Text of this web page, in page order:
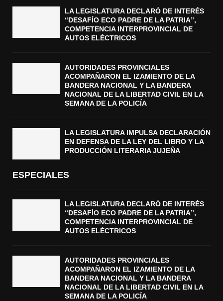
LA LEGISLATURA DECLARÓ DE INTERÉS
“DESAFÍO ECO PADRE DE LA PATRIA”,
COMPETENCIA INTERPROVINCIAL DE
AUTOS ELÉCTRICOS
AUTORIDADES PROVINCIALES
ACOMPAÑARON EL IZAMIENTO DE LA
BANDERA NACIONAL Y LA BANDERA
NACIONAL DE LA LIBERTAD CIVIL EN LA
SEMANA DE LA POLICÍA
LA LEGISLATURA IMPULSA DECLARACIÓN
EN DEFENSA DE LA LEY DEL LIBRO Y LA
PRODUCCIÓN LITERARIA JUJEÑA
ESPECIALES
LA LEGISLATURA DECLARÓ DE INTERÉS
“DESAFÍO ECO PADRE DE LA PATRIA”,
COMPETENCIA INTERPROVINCIAL DE
AUTOS ELÉCTRICOS
AUTORIDADES PROVINCIALES
ACOMPAÑARON EL IZAMIENTO DE LA
BANDERA NACIONAL Y LA BANDERA
NACIONAL DE LA LIBERTAD CIVIL EN LA
SEMANA DE LA POLICÍA